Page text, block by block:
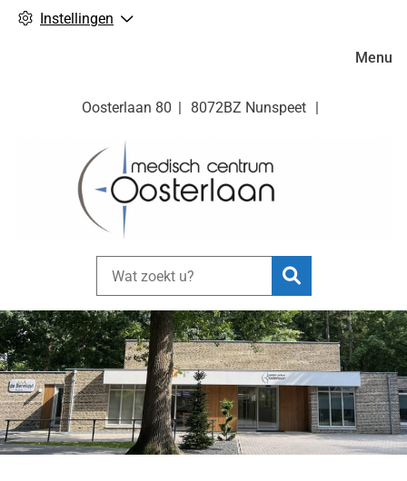
Instellingen
Oosterlaan 80 8072BZ Nunspeet
Zoeken
Menu